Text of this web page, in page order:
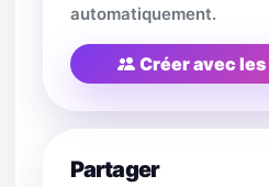
automatiquement.
Créer avec
Partager